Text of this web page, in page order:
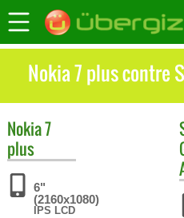
Nokia 7 plus contre
Nokia7
plus
6"
(2160x1080)
IPS LCD